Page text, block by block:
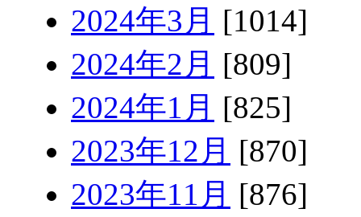
2024年3月 [1014]
2024年2月 [809]
2024年1月 [825]
2023年12月 [870]
2023年11月 [876]